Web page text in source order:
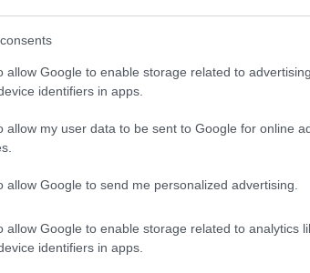
allow Google to enable storage related to
identifiers in apps.
allow my user data to be sent to Google for online
allow Google to send me personalized advertising.
allow Google to enable storage related to analytics
identifiers in apps.